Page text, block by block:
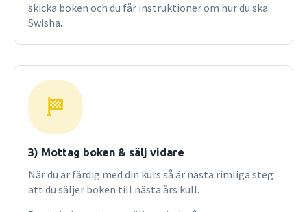
skicka boken och du får instruktioner om hur du ska
Swisha.
3) Mottag boken & sälj vidare
När du är färdig med din kurs så är nästa rimliga steg
att du säljer boken till nästa års kull.